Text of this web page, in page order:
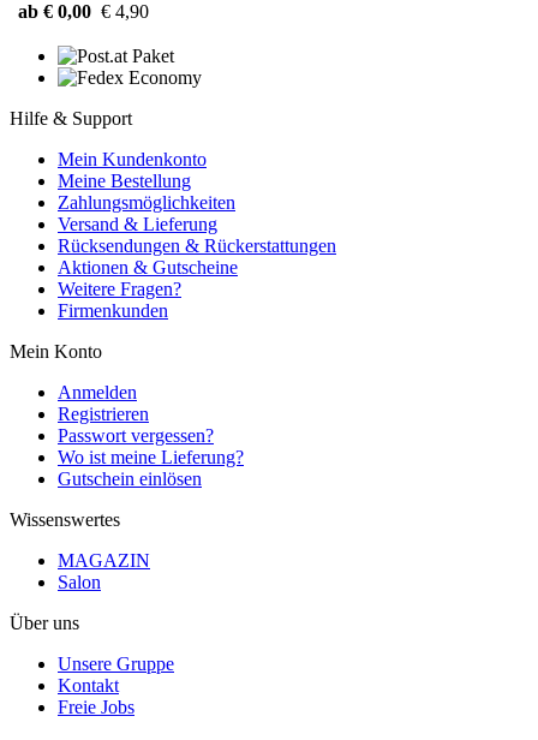
ab € 0,00 € 4,90
Hilfe & Support
Mein Kundenkonto
Meine Bestellung
Zahlungsmöglichkeiten
Versand & Lieferung
Rücksendungen & Rückerstattungen
Aktionen & Gutscheine
Weitere Fragen?
Firmenkunden
Mein Konto
Anmelden
Registrieren
Passwort vergessen?
Wo ist meine Lieferung?
Gutschein einlösen
Wissenswertes
MAGAZIN
Salon
Über uns
Unsere Gruppe
Kontakt
Freie Jobs